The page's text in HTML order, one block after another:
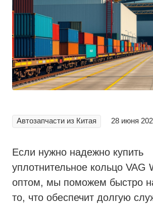
Автозапчасти из Китая 28 июня
Если нужно надежно купить
уплотнительное кольцо VAG
оптом, мы поможем быстро
то, что обеспечит долгую